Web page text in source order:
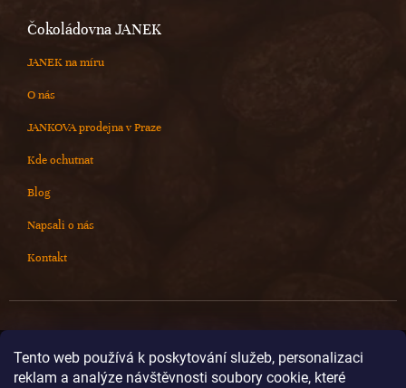
Tento web používá k poskytování služeb, personalizaci
reklam a analýze návštěvnosti soubory cookie, které
Čokoládovna JANEK
JANEK na míru
O nás
JANKOVA prodejna v Praze
Kde ochutnat
Blog
Napsali o nás
Kontakt
info@cokoladovnajanek.cz